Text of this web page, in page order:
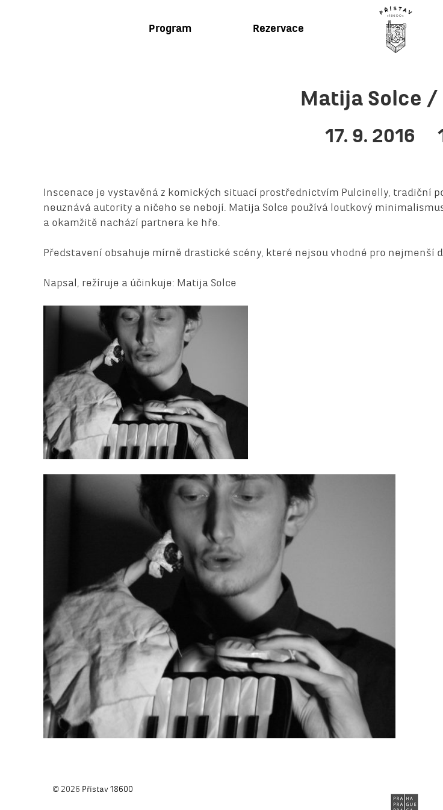
Program Rezervace
Matija Solce /
17. 9. 2016
Inscenace je vystavěná z komických situací prostřednictvím Pulcinelly, tradiční
neuznává autority a ničeho se nebojí. Matija Solce používá loutkový
a okamžitě nachází partnera ke hře.
Představení obsahuje mírně drastické scény, které nejsou vhodné pro nejmenší
Napsal, režíruje a účinkuje: Matija Solce
© 2026 Přístav 18600